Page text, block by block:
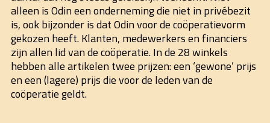
alleen is Odin een onderneming die niet in privébezit
is, ook bijzonder is dat Odin voor de coöperatievorm
gekozen heeft. Klanten, medewerkers en financiers
zijn allen lid van de coöperatie. In de 28 winkels
hebben alle artikelen twee prijzen: een ‘gewone’ prijs
en een (lagere) prijs die voor de leden van de
coöperatie geldt.